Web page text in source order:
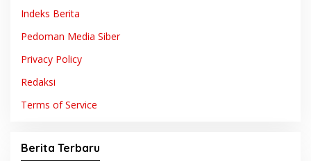
Indeks Berita
Pedoman Media Siber
Privacy Policy
Redaksi
Terms of Service
Berita Terbaru